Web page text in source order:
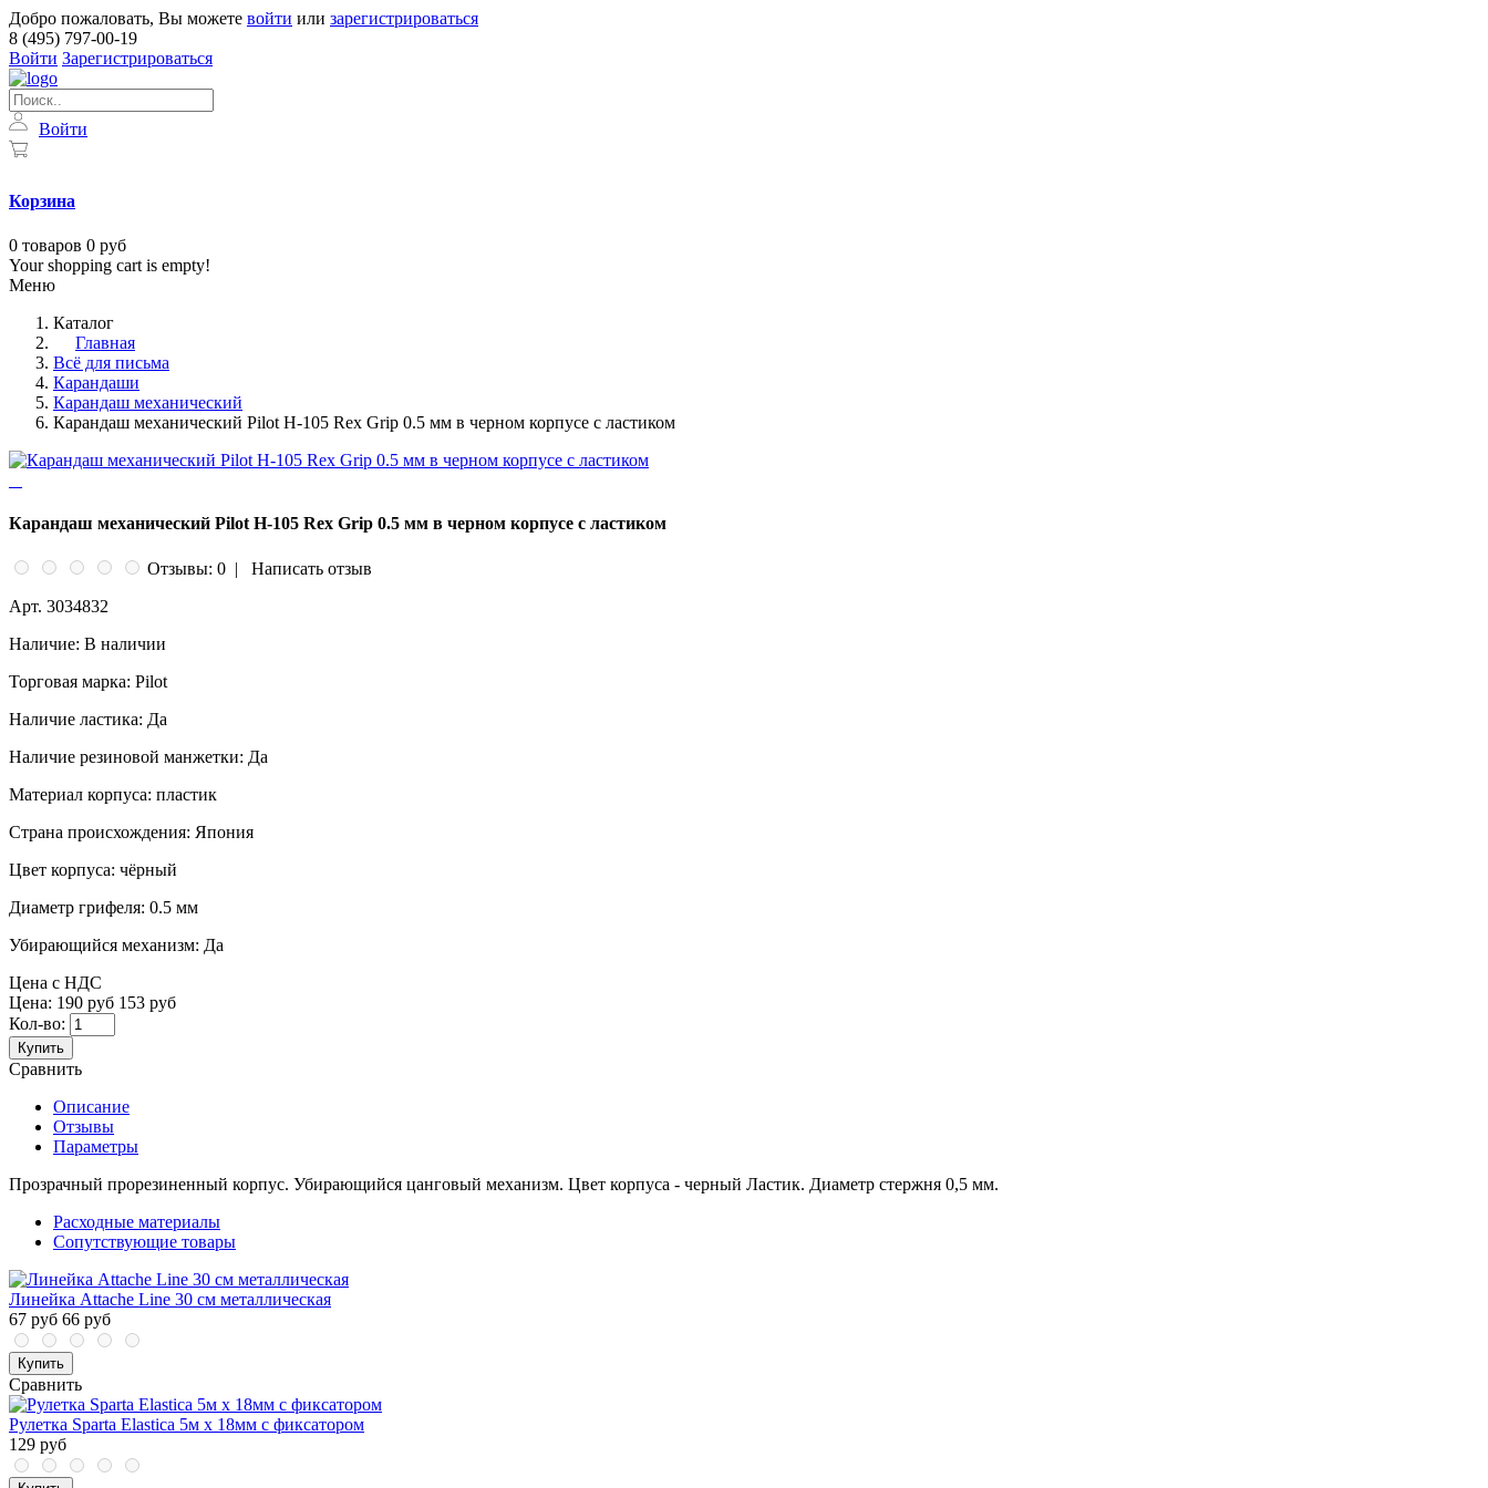
Добро пожаловать, Вы можете войти или зарегистрироваться
8 (495) 797-00-19
Войти Зарегистрироваться
Войти
Корзина
0 товаров 0 руб
Your shopping cart is empty!
Меню
Каталог
Главная
Всё для письма
Карандаши
Карандаш механический
Карандаш механический Pilot H-105 Rex Grip 0.5 мм в черном корпусе с ластиком
Карандаш механический Pilot H-105 Rex Grip 0.5 мм в черном корпусе с ластиком
Отзывы: 0 |
Написать отзыв
Арт. 3034832
Наличие: В наличии
Торговая марка: Pilot
Наличие ластика: Да
Наличие резиновой манжетки: Да
Материал корпуса: пластик
Страна происхождения: Япония
Цвет корпуса: чёрный
Диаметр грифеля: 0.5 мм
Убирающийся механизм: Да
Цена с НДС
Цена: 190 руб 153 руб
Кол-во:
Купить
Сравнить
Описание
Отзывы
Параметры
Прозрачный прорезиненный корпус. Убирающийся цанговый механизм. Цвет корпуса - черный Ластик. Диаметр стержня 0,5 мм.
Расходные материалы
Сопутствующие товары
Линейка Attache Line 30 см металлическая
67 руб 66 руб
Купить
Сравнить
Рулетка Sparta Elastica 5м x 18мм с фиксатором
129 руб